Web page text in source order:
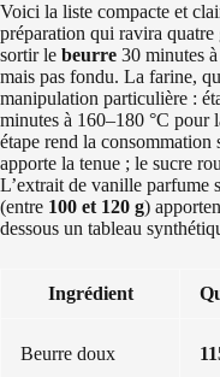
Voici la liste compacte et
préparation qui ravira quatre
sortir le beurre 30 minutes
mais pas fondu. La farine,
manipulation particulière :
minutes à 160–180 °C
étape rend la consommation
apporte la tenue ; le sucre
L’extrait de vanille parfume
(entre 100 et 120 g)
dessous un tableau
Ingrédient
Beurre doux